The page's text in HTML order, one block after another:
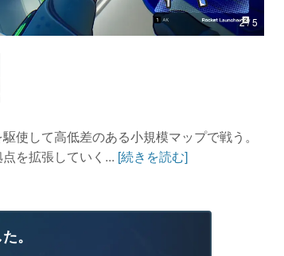
2 / 5
使して高低差のある小規模マップで戦う。
を拡張していく... [続きを読む]
。